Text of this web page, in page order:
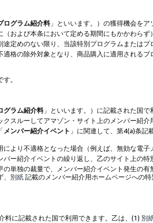
ログラム紹介料」といいます。）の獲得機会を
および本条において定める期間にもかかわら
定めのない限り、当該特別プログラムまたは
格の除外対象となり、商品購入に適用される
。
グラム紹介料」といいます。）に記載された国で
スルーしてアマゾン・サイト上のメンバー紹
メンバー紹介イベント 」に関連して、第4(a)条記
より不適格となった場合（例えば、無効な電
ー紹介イベントの繰り返し、乙のサイト上の
単独の裁量で、メンバー紹介イベント発生の
別紙記載のメンバー紹介用ホームページへの
料に記載された国で利用できます。乙は、(1) 別